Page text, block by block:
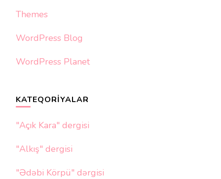
Themes
WordPress Blog
WordPress Planet
KATEQORIYALAR
"Açık Kara" dergisi
"Alkış" dergisi
"Ədəbi Körpü" dərgisi